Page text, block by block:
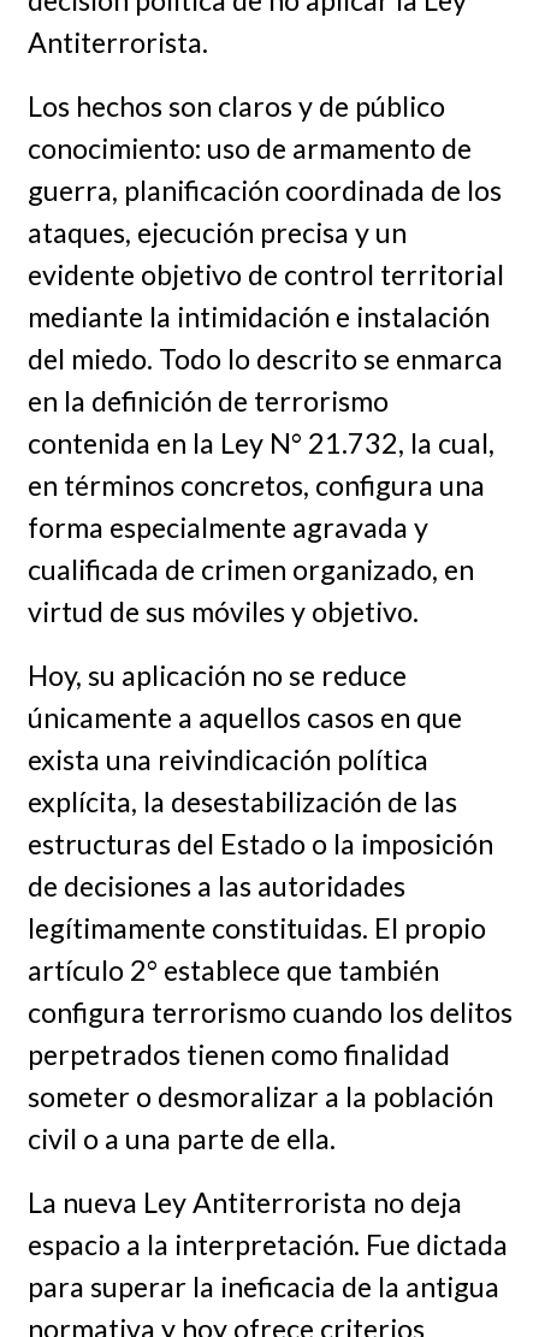
Antiterrorista.
Los hechos son claros y de público
conocimiento: uso de armamento de
guerra, planificación coordinada de los
ataques, ejecución precisa y un
evidente objetivo de control territorial
mediante la intimidación e instalación
del miedo. Todo lo descrito se enmarca
en la definición de terrorismo
contenida en la Ley N° 21.732, la cual,
en términos concretos, configura una
forma especialmente agravada y
cualificada de crimen organizado, en
virtud de sus móviles y objetivo.
Hoy, su aplicación no se reduce
únicamente a aquellos casos en que
exista una reivindicación política
explícita, la desestabilización de las
estructuras del Estado o la imposición
de decisiones a las autoridades
legítimamente constituidas. El propio
artículo 2° establece que también
configura terrorismo cuando los delitos
perpetrados tienen como finalidad
someter o desmoralizar a la población
civil o a una parte de ella.
La nueva Ley Antiterrorista no deja
espacio a la interpretación. Fue dictada
para superar la ineficacia de la antigua
normativa y hoy ofrece criterios